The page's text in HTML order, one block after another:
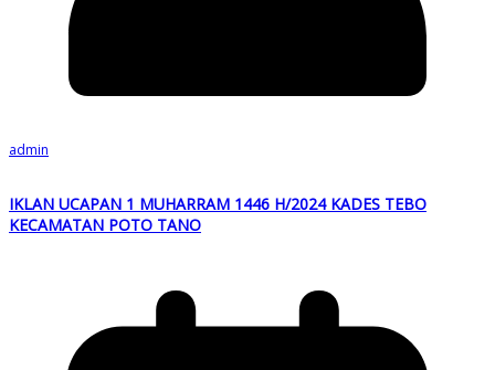
admin
IKLAN UCAPAN 1 MUHARRAM 1446 H/2024 KADES TEBO
KECAMATAN POTO TANO